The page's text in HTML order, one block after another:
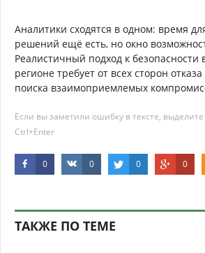
Аналитики сходятся в одном: время
решений ещё есть, но окно
Реалистичный подход к безопасности
регионе требует от всех сторон
поиска взаимоприемлемых
Если вы заметили ошибку в тексте,
Ctrl+Enter
0 0 0 0
ТАКЖЕ ПО ТЕМЕ